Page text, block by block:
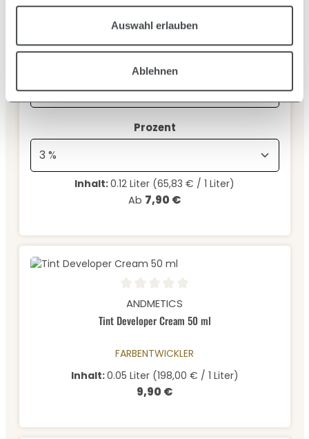
Auswahl erlauben
Ablehnen
Bewoxy Oxydant Cream ab 120 ml
FARBENTWICKLER, OXYDANTEN
Inhalt
Prozentauswählen
Inhalt:0.12 Liter (65,83 € / 1 Liter)
Regulärer Preis:
Ab 7,90 €
Durchschnittliche Bewertung von 0 von 5 Sternen
ANDMETICS
Tint Developer Cream 50 ml
FARBENTWICKLER
Inhalt:0.05 Liter (198,00 € / 1 Liter)
Regulärer Preis:
9,90 €